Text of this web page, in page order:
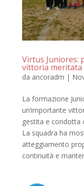
Virtus Juniores:
vittoria meritata
da ancoradm |
La formazione
un’importante
gestita e condotta
La squadra ha
atteggiamento
continuità e